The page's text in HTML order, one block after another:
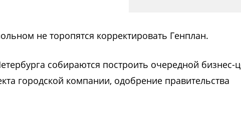
не торопятся корректировать Генплан.
собираются построить очередной бизнес-
городской компании, одобрение правительства